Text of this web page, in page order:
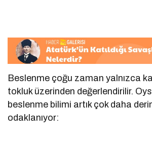
Beslenme çoğu zaman yalnızca
tokluk üzerinden değerlendirilir.
beslenme bilimi artık çok daha
odaklanıyor: